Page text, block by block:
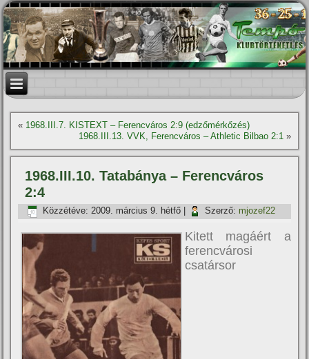
« 1968.III.7. KISTEXT – Ferencváros 2:9 (edzőmérkőzés)
1968.III.13. VVK, Ferencváros – Athletic Bilbao 2:1»
1968.III.10. Tatabánya – Ferencváros
2:4
Közzétéve: 2009. március 9. hétfő Szerző: mjozef22
Kitett magáért a
ferencvárosi
csatársor